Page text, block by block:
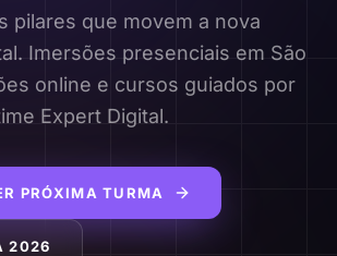
pilares que movem a nova
Imersões presenciais em São
online e cursos guiados por
Expert Digital.
PRÓXIMA TURMA
2026